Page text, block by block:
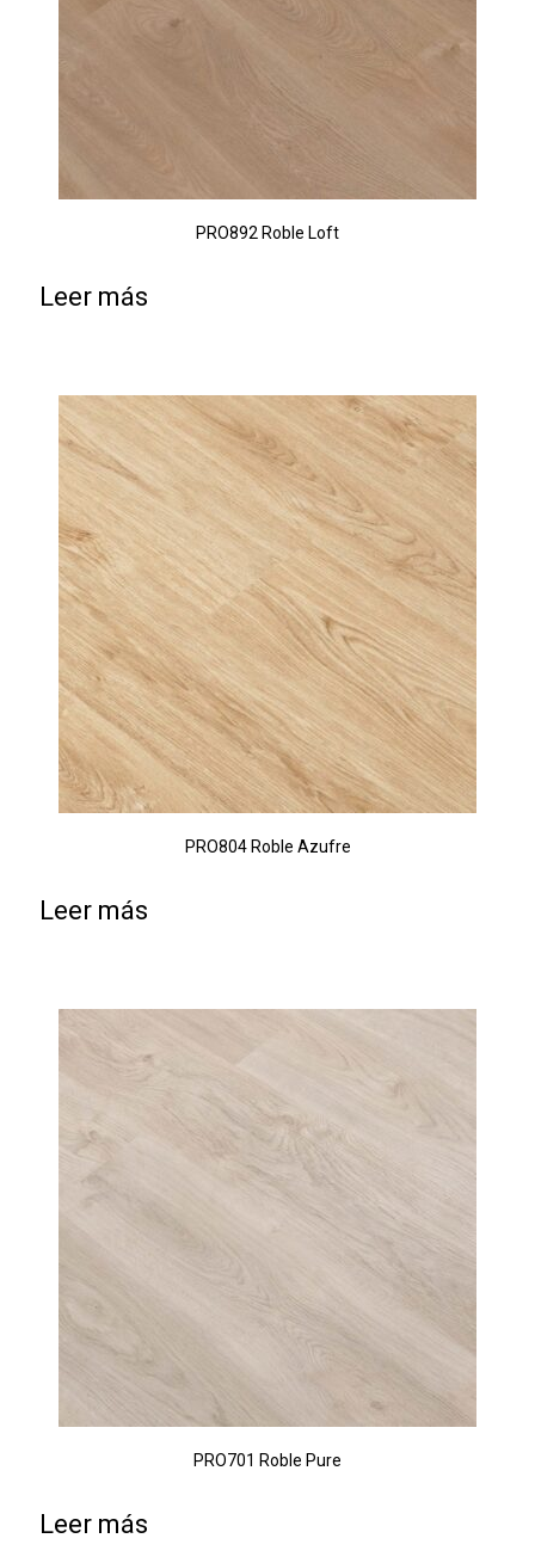
PRO892 Roble Loft
Leer más
PRO804 Roble Azufre
Leer más
PRO701 Roble Pure
Leer más